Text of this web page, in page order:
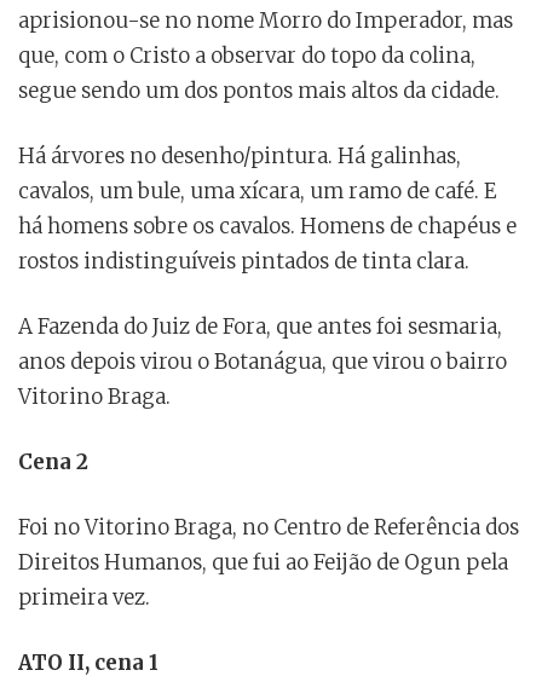
aprisionou-se no nome Morro do Imperador, mas
que, com o Cristo a observar do topo da colina,
segue sendo um dos pontos mais altos da cidade.
Há árvores no desenho/pintura. Há galinhas,
cavalos, um bule, uma xícara, um ramo de café. E
há homens sobre os cavalos. Homens de chapéus e
rostos indistinguíveis pintados de tinta clara.
A Fazenda do Juiz de Fora, que antes foi sesmaria,
anos depois virou o Botanágua, que virou o bairro
Vitorino Braga.
Cena 2
Foi no Vitorino Braga, no Centro de Referência dos
Direitos Humanos, que fui ao Feijão de Ogun pela
primeira vez.
ATO II, cena 1